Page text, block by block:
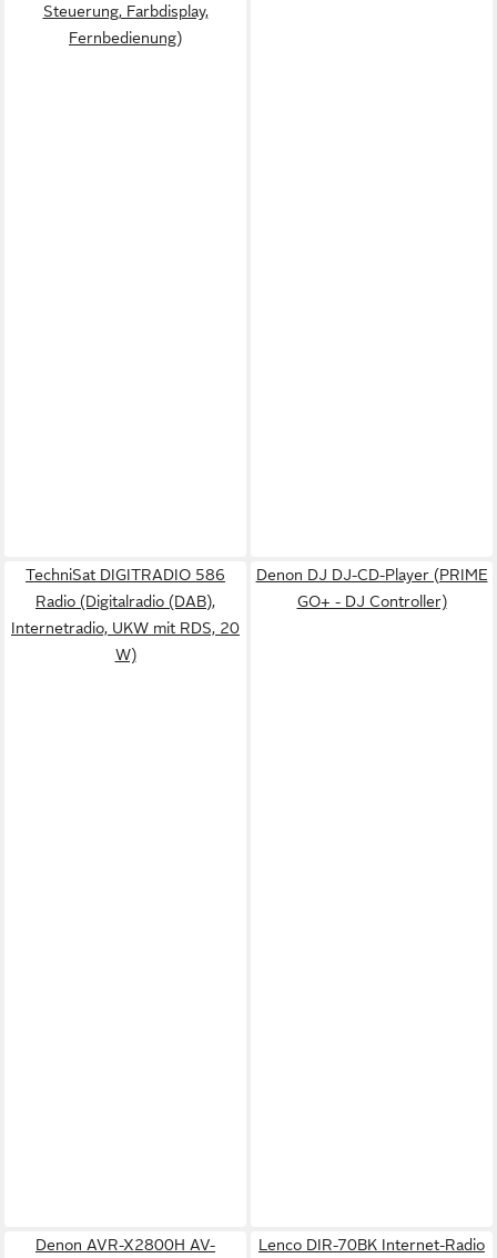
Steuerung, Farbdisplay,
Fernbedienung)
TechniSat DIGITRADIO 586
Radio (Digitalradio (DAB),
Internetradio, UKW mit RDS, 20
W)
Denon DJ DJ-CD-Player (PRIME
GO+ - DJ Controller)
Denon AVR-X2800H AV- Lenco DIR-70BK Internet-Radio